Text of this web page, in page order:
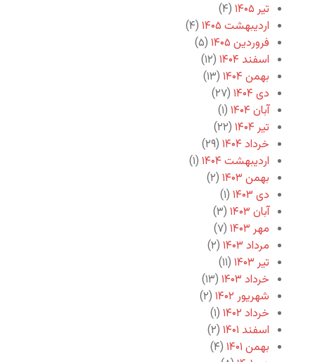
تیر ۱۴۰۵
(۴)
اردیبهشت ۱۴۰۵
(۴)
فروردین ۱۴۰۵
(۵)
اسفند ۱۴۰۴
(۱۲)
بهمن ۱۴۰۴
(۱۳)
دی ۱۴۰۴
(۲۷)
آبان ۱۴۰۴
(۱)
تیر ۱۴۰۴
(۲۲)
خرداد ۱۴۰۴
(۲۹)
اردیبهشت ۱۴۰۴
(۱)
بهمن ۱۴۰۳
(۲)
دی ۱۴۰۳
(۱)
آبان ۱۴۰۳
(۳)
مهر ۱۴۰۳
(۷)
مرداد ۱۴۰۳
(۲)
تیر ۱۴۰۳
(۱۱)
خرداد ۱۴۰۳
(۱۳)
شهریور ۱۴۰۲
(۲)
خرداد ۱۴۰۲
(۱)
اسفند ۱۴۰۱
(۲)
بهمن ۱۴۰۱
(۴)